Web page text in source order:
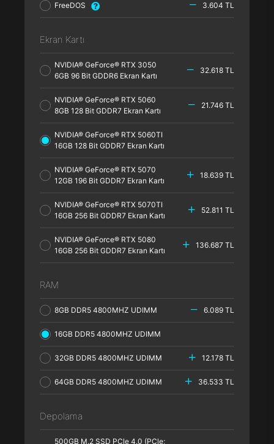
FreeDOS 3.604 TL
Ekran Kartı
NVIDIA® GeForce® RTX 3050
6GB 96 Bit GDDR6 Ekran Kartı
32.618 TL
NVIDIA® GeForce® RTX 5060
8GB 128 Bit GDDR7 Ekran Kartı
21.746 TL
NVIDIA® GeForce® RTX 5060TI
16GB 128 Bit GDDR7 Ekran Kartı
NVIDIA® GeForce® RTX 5070
12GB 196 Bit GDDR7 Ekran Kartı
18.639 TL
NVIDIA® GeForce® RTX 5070TI
16GB 256 Bit GDDR7 Ekran Kartı
52.811 TL
NVIDIA® GeForce® RTX 5080
16GB 256 Bit GDDR7 Ekran Kartı
136.687 TL
RAM
8GB DDR5 4800MHZ UDIMM 6.089 TL
16GB DDR5 4800MHZ UDIMM
32GB DDR5 4800MHZ UDIMM 12.178 TL
64GB DDR5 4800MHZ UDIMM 36.533 TL
Depolama
500GB M.2 SSD PCle 4.0 (PCle;